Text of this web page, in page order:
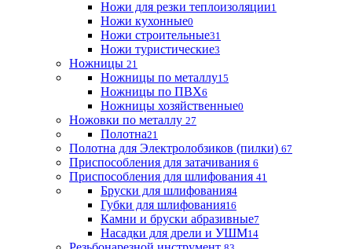
Ножи для резки теплоизоляции1
Ножи кухонные0
Ножи строительные31
Ножи туристические3
Ножницы 21
Ножницы по металлу15
Ножницы по ПВХ6
Ножницы хозяйственные0
Ножовки по металлу 27
Полотна21
Полотна для Электролобзиков (пилки) 67
Приспособления для затачивания 6
Приспособления для шлифования 41
Бруски для шлифования4
Губки для шлифования16
Камни и бруски абразивные7
Насадки для дрели и УШМ14